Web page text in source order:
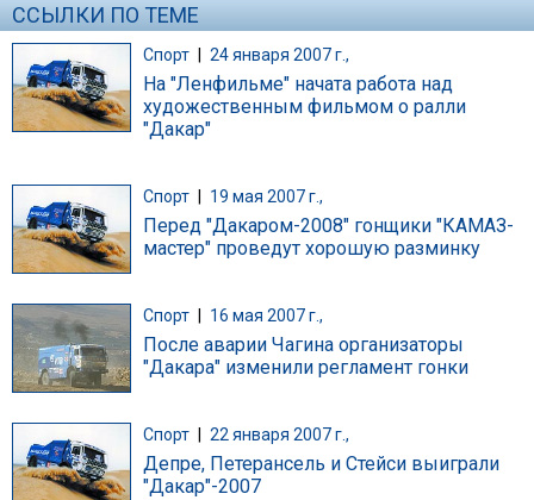
ССЫЛКИ ПО ТЕМЕ
Спорт | 24 января 2007 г.,
На "Ленфильме" начата работа над
художественным фильмом о ралли
"Дакар"
Спорт 19 мая 2007 г.,
Перед "Дакаром-2008" гонщики "КАМАЗ-
мастер" проведут хорошую разминку
Спорт 16 мая 2007 г.,
После аварии Чагина организаторы
"Дакара" изменили регламент гонки
Спорт 22 января 2007 г.,
Депре, Петерансель и Стейси выиграли
"Дакар"-2007